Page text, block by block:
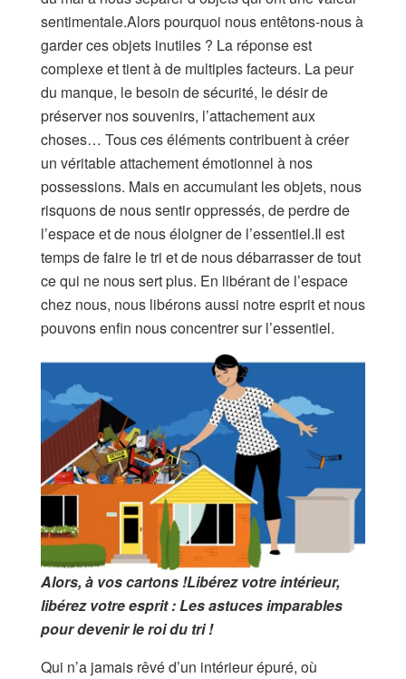
sentimentale.Alors pourquoi nous entêtons-nous à
garder ces objets inutiles ? La réponse est
complexe et tient à de multiples facteurs. La peur
du manque, le besoin de sécurité, le désir de
préserver nos souvenirs, l’attachement aux
choses… Tous ces éléments contribuent à créer
un véritable attachement émotionnel à nos
possessions. Mais en accumulant les objets, nous
risquons de nous sentir oppressés, de perdre de
l’espace et de nous éloigner de l’essentiel.Il est
temps de faire le tri et de nous débarrasser de tout
ce qui ne nous sert plus. En libérant de l’espace
chez nous, nous libérons aussi notre esprit et nous
pouvons enfin nous concentrer sur l’essentiel.
Alors, à vos cartons !Libérez votre intérieur,
libérez votre esprit : Les astuces imparables
pour devenir le roi du tri !
Qui n’a jamais rêvé d’un intérieur épuré, où